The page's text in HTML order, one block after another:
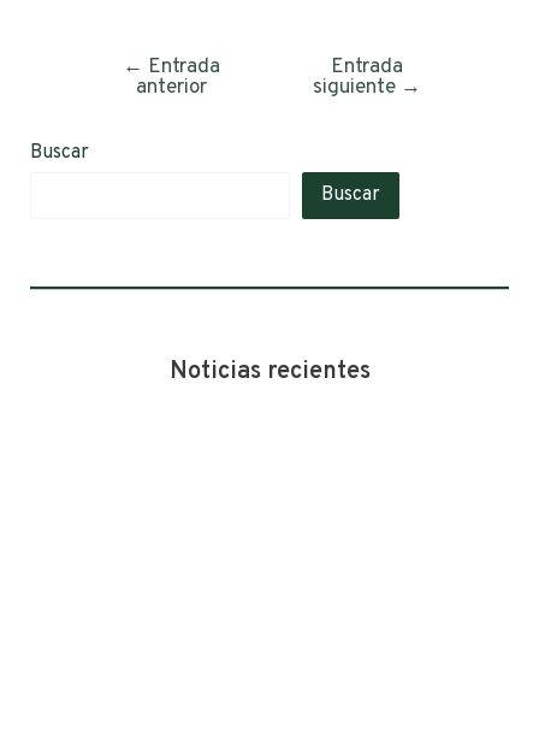
← Entrada
anterior
Entrada
siguiente →
Buscar
Buscar
Noticias recientes